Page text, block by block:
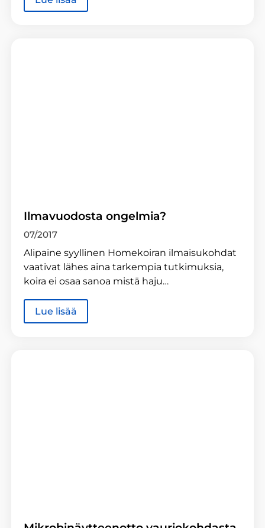
Ilmavuodosta ongelmia?
07/2017
Alipaine syyllinen Homekoiran ilmaisukohdat
vaativat lähes aina tarkempia tutkimuksia,
koira ei osaa sanoa mistä haju…
Lue lisää